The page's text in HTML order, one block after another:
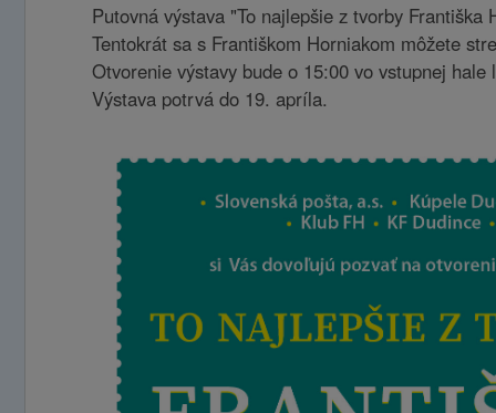
Putovná výstava "To najlepšie z tvorby Františka
Tentokrát sa s Františkom Horniakom môžete
Otvorenie výstavy bude o 15:00 vo vstupnej
Výstava potrvá do 19. apríla.